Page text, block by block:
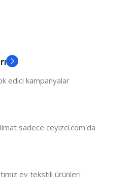
edici kampanyalar
sadece ceyizci.com'da
ev tekstili ürünleri